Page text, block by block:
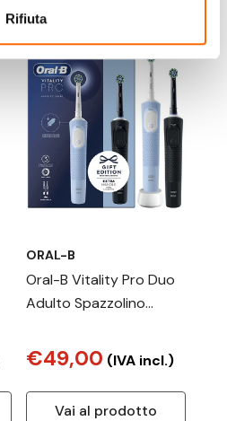
Rifiuta
ORAL-B
Oral-B Vitality Pro Duo
Adulto Spazzolino
Blu, Bianco
€49,00 (IVA incl.)
Vai al prodotto